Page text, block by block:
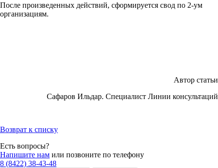
После произведенных действий, сформируется свод по 2-ум
организациям.
Автор статьи
Сафаров Ильдар. Специалист Линии консультаций
Возврат к списку
Есть вопросы?
Напишите нам или позвоните по телефону
8 (8422) 38-43-48